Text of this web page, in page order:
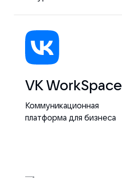
VK WorkSpace
Коммуникационная
платформа для бизнеса